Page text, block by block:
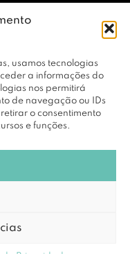
usamos tecnologias
a informações do
nos permitirá
de navegação ou IDs
o consentimento
e funções.
Todos os Direitos